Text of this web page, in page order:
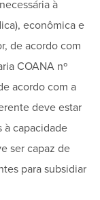
à
econômica e
de acordo com
COANA nº
acordo com a
deve estar
capacidade
ser capaz de
para subsidiar